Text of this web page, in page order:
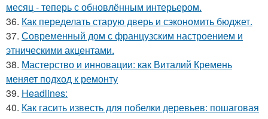
месяц - теперь с обновлённым интерьером.
36. Как переделать старую дверь и сэкономить бюджет.
37. Современный дом с французским настроением и
этническими акцентами.
38. Мастерство и инновации: как Виталий Кремень
меняет подход к ремонту
39. Headlines:
40. Как гасить известь для побелки деревьев: пошаговая